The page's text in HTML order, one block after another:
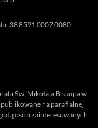
38 8591 0007 0080
Św. Mikołaja Biskupa w
na parafialnej
osób zainteresowanych,